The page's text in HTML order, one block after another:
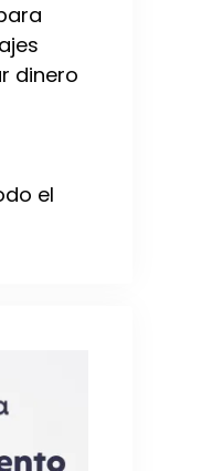
dinero
el